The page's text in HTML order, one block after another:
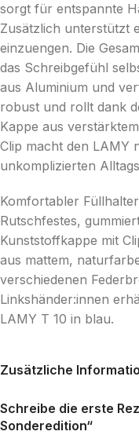
sorgt für entspannte
Zusätzlich unterstützt
einzuengen. Die
das Schreibgefühl
aus Aluminium und
robust und rollt dank
Kappe aus
Clip macht den LAMY
unkomplizierten
Komfortabler
Rutschfestes,
Kunststoffkappe mit
aus mattem,
verschiedenen
Linkshänder:innen
LAMY T 10 in blau.
Zusätzliche
Schreibe die erste
Sonderedition“